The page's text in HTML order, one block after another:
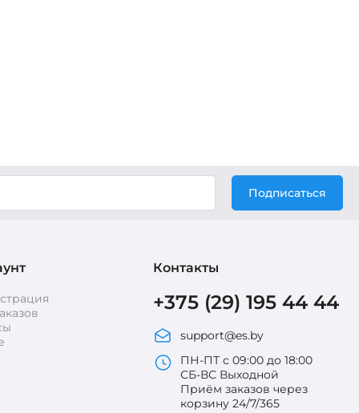
Подписаться
Контакты
+375 (29) 195 44 44
support@es.by
ПН-ПТ с 09:00 до 18:00
СБ-ВС Выходной
Приём заказов через
корзину 24/7/365